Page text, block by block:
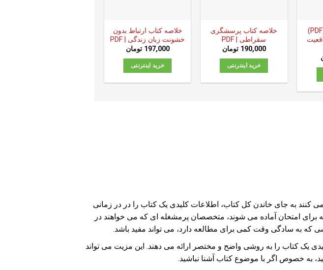
کتاب الکترونیکی (PDF)
خلاصه کتاب پرسشگری
سقراطی | PDF
190,000 تومان
خرید اینترنتی
خلاصه کتاب ارتباط بدون
خشونت زبان زندگی | PDF
197,000 تومان
خرید اینترنتی
کنند به جای خاندن کل کتاب، اطلاعات کلیدی یک کتاب را در در زمانی
که برای امتحان آماده می شوند، متخصصان پرمشغله ای که می خواهند در
به سادگی وقت کمی برای مطالعه دارد، می تواند مفید باشد.
یک کتاب را به روشی واضح و مختصر ارائه می دهند. این مزیت می تواند
به خصوص اگر با موضوع کتاب آشنا نباشید.